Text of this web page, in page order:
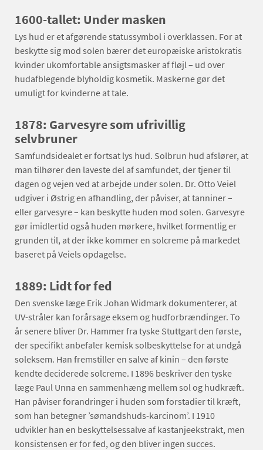
1600-tallet: Under masken
Lys hud er et afgørende statussymbol i overklassen. For at
beskytte sig mod solen bærer det europæiske aristokratis
kvinder ukomfortable ansigtsmasker af fløjl – ud over
hudafblegende blyholdig kosmetik. Maskerne gør det
umuligt for kvinderne at tale.
1878: Garvesyre som ufrivillig
selvbruner
Samfundsidealet er fortsat lys hud. Solbrun hud afslører, at
man tilhører den laveste del af samfundet, der tjener til
dagen og vejen ved at arbejde under solen. Dr. Otto Veiel
udgiver i Østrig en afhandling, der påviser, at tanniner –
eller garvesyre – kan beskytte huden mod solen. Garvesyre
gør imidlertid også huden mørkere, hvilket formentlig er
grunden til, at der ikke kommer en solcreme på markedet
baseret på Veiels opdagelse.
1889: Lidt for fed
Den svenske læge Erik Johan Widmark dokumenterer, at
UV-stråler kan forårsage eksem og hudforbrændinger. To
år senere bliver Dr. Hammer fra tyske Stuttgart den første,
der specifikt anbefaler kemisk solbeskyttelse for at undgå
soleksem. Han fremstiller en salve af kinin – den første
kendte deciderede solcreme. I 1896 beskriver den tyske
læge Paul Unna en sammenhæng mellem sol og hudkræft.
Han påviser forandringer i huden som forstadier til kræft,
som han betegner ’sømandshuds-karcinom’. I 1910
udvikler han en beskyttelsessalve af kastanjeekstrakt, men
konsistensen er for fed, og den bliver ingen succes.